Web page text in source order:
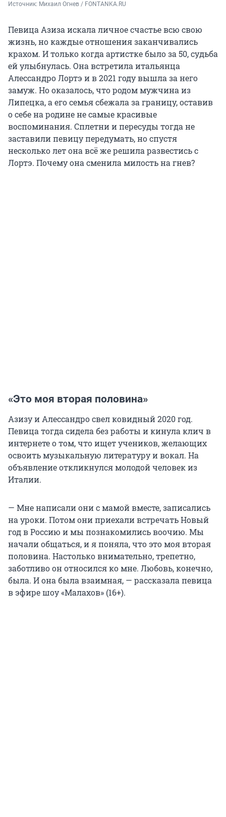
Источник: Михаил Огнев / FONTANKA.RU
Певица Азиза искала личное счастье всю свою
жизнь, но каждые отношения заканчивались
крахом. И только когда артистке было за 50, судьба
ей улыбнулась. Она встретила итальянца
Алессандро Лортэ и в 2021 году вышла за него
замуж. Но оказалось, что родом мужчина из
Липецка, а его семья сбежала за границу, оставив
о себе на родине не самые красивые
воспоминания. Сплетни и пересуды тогда не
заставили певицу передумать, но спустя
несколько лет она всё же решила развестись с
Лортэ. Почему она сменила милость на гнев?
«Это моя вторая половина»
Азизу и Алессандро свел ковидный 2020 год.
Певица тогда сидела без работы и кинула клич в
интернете о том, что ищет учеников, желающих
освоить музыкальную литературу и вокал. На
объявление откликнулся молодой человек из
Италии.
— Мне написали они с мамой вместе, записались
на уроки. Потом они приехали встречать Новый
год в Россию и мы познакомились воочию. Мы
начали общаться, и я поняла, что это моя вторая
половина. Настолько внимательно, трепетно,
заботливо он относился ко мне. Любовь, конечно,
была. И она была взаимная, — рассказала певица
в эфире шоу «Малахов» (16+).